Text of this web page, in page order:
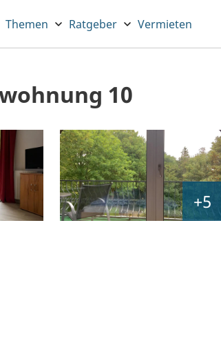
Themen Ratgeber Vermieten
10
+5